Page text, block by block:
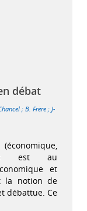
débat
; B. Frère ; J-
est au
et
la notion de
débattue. Ce